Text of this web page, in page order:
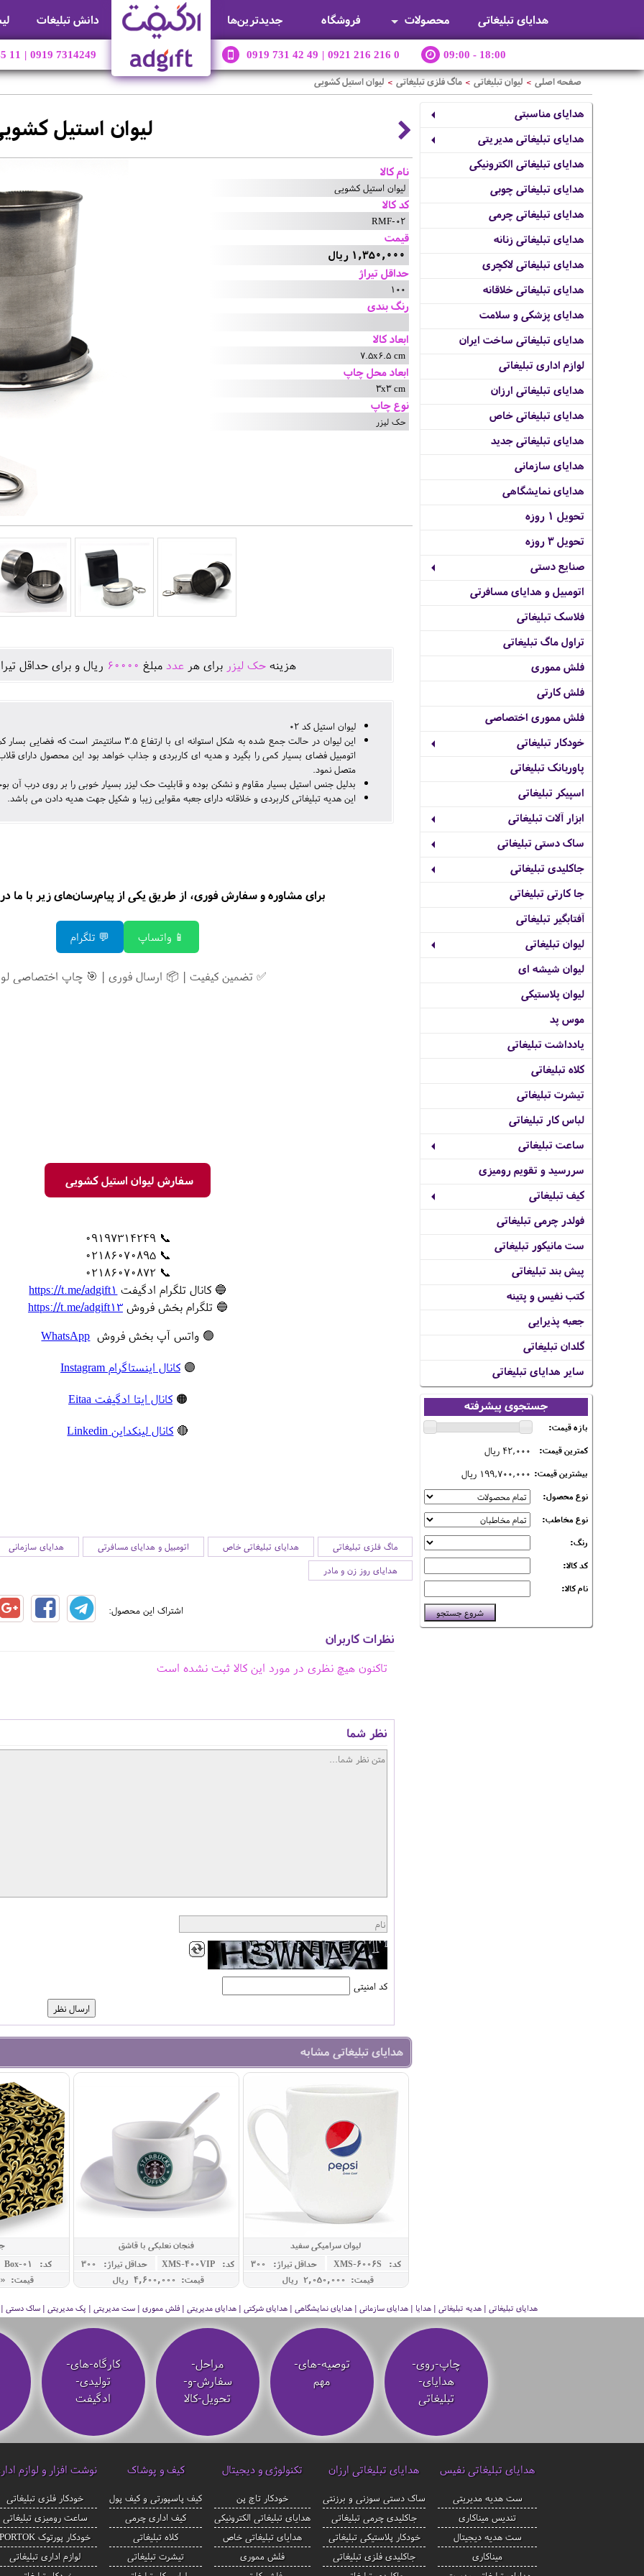
هدایای تبلیغاتی محصولات فروشگاه جديدترين‌ها دانش تبلیغات
11 | 0919 7314249 0919 731 42 49 | 0921 216 216 0 09:00 - 18:00
صفحه اصلی > لیوان تبلیغاتی > ماگ فلزی تبلیغاتی > لیوان استیل کشویی
هدایای مناسبتی
هدایای تبلیغاتی مدیریتی
هدایای تبلیغاتی الکترونیکی
هدایای تبلیغاتی چوبی
هدایای تبلیغاتی چرمی
هدایای تبلیغاتی زنانه
هدایای تبلیغاتی لاکچری
هدایای تبلیغاتی خلاقانه
هدایای پزشکی و سلامت
هدایای تبلیغاتی ساخت ایران
لوازم اداری تبلیغاتی
هدایای تبلیغاتی ارزان
هدایای تبلیغاتی خاص
هدایای تبلیغاتی جدید
هدایای سازمانی
هدایای نمایشگاهی
تحویل 1 روزه
تحویل 3 روزه
صنایع دستی
اتومبیل و هدایای مسافرتی
فلاسک تبلیغاتی
تراول ماگ تبلیغاتی
فلش مموری
فلش کارتی
فلش مموری اختصاصی
خودکار تبلیغاتی
پاوربانک تبلیغاتی
اسپیکر تبلیغاتی
ابزار آلات تبلیغاتی
ساک دستی تبلیغاتی
جاکلیدی تبلیغاتی
جا کارتی تبلیغاتی
آفتابگیر تبلیغاتی
لیوان تبلیغاتی
لیوان شیشه ای
لیوان پلاستیکی
موس پد
یادداشت تبلیغاتی
کلاه تبلیغاتی
تیشرت تبلیغاتی
لباس کار تبلیغاتی
ساعت تبلیغاتی
سررسید و تقویم رومیزی
کیف تبلیغاتی
فولدر چرمی تبلیغاتی
ست مانیکور تبلیغاتی
پیش بند تبلیغاتی
کتب نفیس و پتینه
جعبه پذیرایی
گلدان تبلیغاتی
سایر هدایای تبلیغاتی
جستجوی پیشرفته
بازه قیمت:
کمترین قیمت:
42,000 ریال
بیشترین قیمت: 199,700,000 ریال
نوع محصول:
نوع مخاطب:
رنگ:
کد کالا:
نام کالا:
لیوان استیل
نام کالا
لیوان استیل کشویی
کد کالا
RMF-02
قیمت
1,350,000 ریال
حداقل تیراژ
100
رنگ بندی
ابعاد کالا
7.5x6.5 cm
ابعاد محل چاپ
3x3 cm
نوع چاپ
حک لیزر
هزينه حک لیزر برای هر عدد مبلغ 60000 ريال و برای حداقل
لیوان استیل کد 02
این لیوان در حالت جمع شده به شکل استوانه ای با
اتومبیل فضای بسیار کمی را بگیرد و هدیه ای کاربردی و جذاب خواهد بود این محصول دارای
متصل نمود.
بدلیل جنس استیل بسیار مقاوم و نشکن بوده و قابلیت حک لیزر بسیار خوبی را بر روی درب آن
این هدیه تبلیغاتی کاربردی و خلاقانه دارای جعبه مقوایی زیبا و شکیل جهت هدیه دادن می باشد.
برای مشاوره و سفارش فوری، از طریق یکی از پیام‌رسان‌های زیر با ما در
📱 واتساپ 💬 تلگرام
✅ تضمین کیفیت | 📦 ارسال فوری | 🎯 چاپ اختصاصی
سفارش لیوان استیل کشویی
📞 09197314249
📞 02186070895
📞 02186070872
🔵 کانال تلگرام ادگیفت https://t.me/adgift1
🔵 تلگرام بخش فروشhttps://t.me/adgift13
🟢 واتس آپ بخش فروش WhatsApp
🟣کانال اینستاگرام Instagram
🟠کانال ایتا ادگیفت Eitaa
🔴 کانال لینکداین Linkedin
ماگ فلزی تبلیغاتی هدایای تبلیغاتی خاص اتومبیل و هدایای مسافرتی
هدایای سازمانی
هدایای روز زن و مادر
اشتراک این محصول:
نظرات کاربران
تاکنون هیچ نظری در مورد این کالا ثبت نشده است
نظر شما
کد امنیتی
هدایای تبلیغاتی مشابه
لیوان سرامیکی سفید
کد: XMS-6006S
حداقل تيراژ: 300
قیمت: 2,050,000 ريال
فنجان نعلبکی با قاشق
کد: XMS-400VIP
حداقل تيراژ: 300
قیمت: 4,600,000 ريال
کد: Box-01
قیمت:
هدایای تبلیغاتی | هدیه تبلیغاتی | هدایا | هدایای سازمانی | هدایای نمایشگاهی | هدایای شرکتی | هدایای مدیریتی | فلش مموری | ست مدیریتی | پک مدیریتی | ساک دستی |
چاپ-روی-
هدایای-
تبلیغاتی
توصیه‌-های-
مهم
مراحل-
سفارش-و-
تحویل-کالا
کارگاه-های-
تولیدی-
ادگیفت
هدایای تبلیغاتی نفیس
ست هدیه مدیریتی
تندیس میناکاری
ست هدیه دیجیتال
میناکاری
هدایای تبلیغاتی ارزان
ساک دستی سوزنی و برزنتی
جاکلیدی چرمی تبلیغاتی
خودکار پلاستیکی تبلیغاتی
جاکلیدی فلزی تبلیغاتی
تکنولوژی و دیجیتال
خودکار تاچ پن
هدایای تبلیغاتی الکترونیکی
هدایای تبلیغاتی خاص
فلش مموری
کیف و پوشاک
کیف پاسپورتی و کیف پول
کیف اداری چرمی
کلاه تبلیغاتی
تیشرت تبلیغاتی
نوشت افزار و لوازم
خودکار فلزی تبلیغاتی
ساعت رومیزی تبلیغاتی
خودکار پورتوک PORTOK
لوازم اداری تبلیغاتی